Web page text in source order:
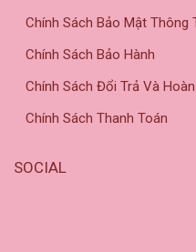
Chính Sách Bảo Mật Thông
Chính Sách Bảo Hành
Chính Sách Đổi Trả Và
Chính Sách Thanh Toán
SOCIAL